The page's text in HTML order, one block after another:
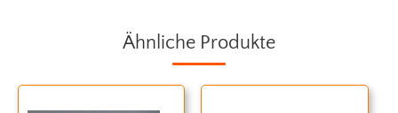
Ähnliche Produkte